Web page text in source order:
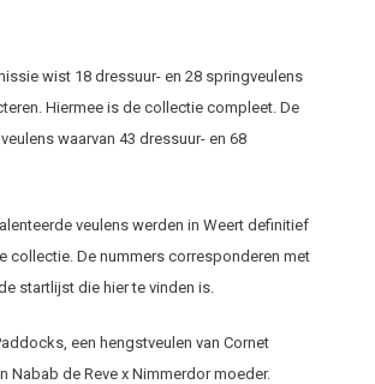
wist 18 dressuur- en 28 springveulens
Hiermee is de collectie compleet. De
waarvan 43 dressuur- en 68
veulens werden in Weert definitief
collectie. De nummers corresponderen met
startlijst die hier te vinden is.
een hengstveulen van Cornet
Nabab de Reve x Nimmerdor moeder.